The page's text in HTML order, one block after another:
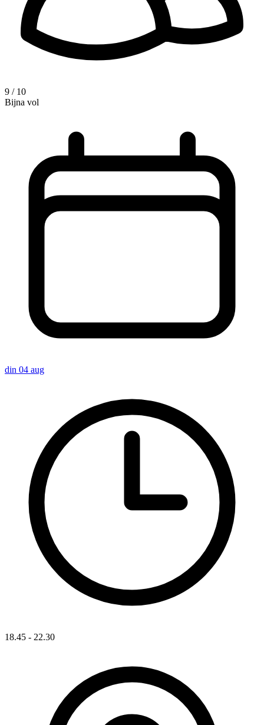
9 / 10
Bijna vol
din 04 aug
18.45 - 22.30